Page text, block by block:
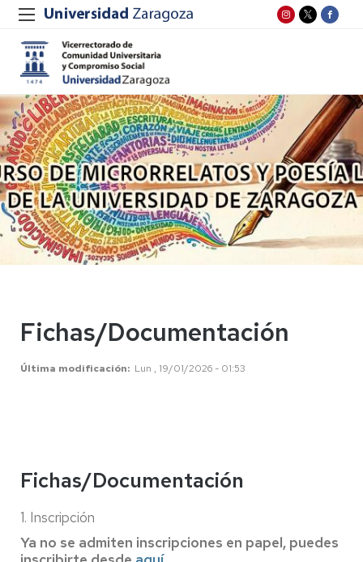
Fichas/Documentación
Última modificación Lun , 19/01/2026 - 01:53
Fichas/Documentación
1. Inscripción
Ya no se admiten inscripciones en papel, puedes